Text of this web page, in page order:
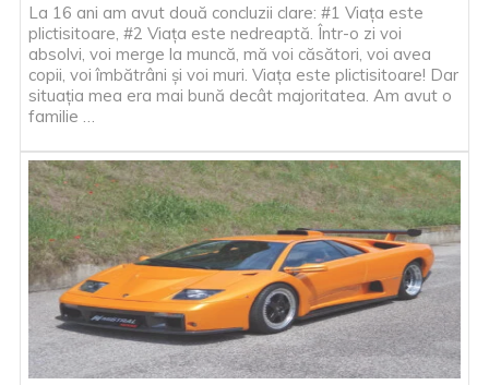
La 16 ani am avut două concluzii clare: #1 Viața este
plictisitoare, #2 Viața este nedreaptă. Într-o zi voi
absolvi, voi merge la muncă, mă voi căsători, voi avea
copii, voi îmbătrâni și voi muri. Viața este plictisitoare! Dar
situația mea era mai bună decât majoritatea. Am avut o
familie …